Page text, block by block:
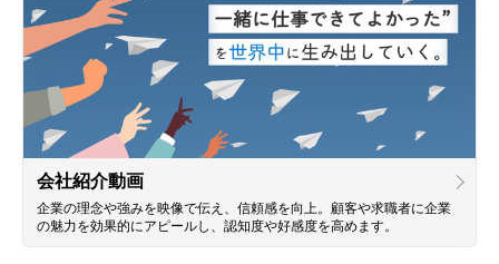
採用情報
- 動画に関するご相談はこちら -
お問合わせ・無料見積もり
会社紹介動画
企業の理念や強みを映像で伝え、信頼感を向上。顧客や求職者に企業
の魅力を効果的にアピールし、認知度や好感度を高めます。